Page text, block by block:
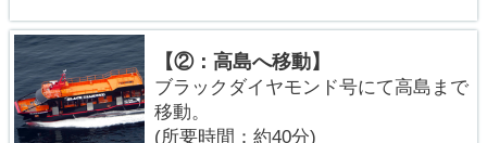
【②：高島へ移動】
ブラックダイヤモンド号にて高島まで
移動。
(所要時間：約40分)